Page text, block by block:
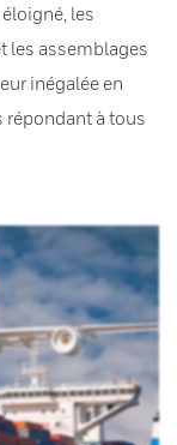
les
les assemblages
inégalée en
répondant à tous